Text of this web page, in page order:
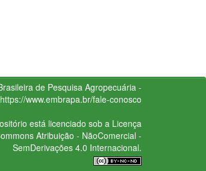
de Pesquisa Agropecuária -
https://www.embrapa.br/fale-conosco
está licenciado sob a Licença
Atribuição - NãoComercial -
SemDerivações 4.0 Internacional.